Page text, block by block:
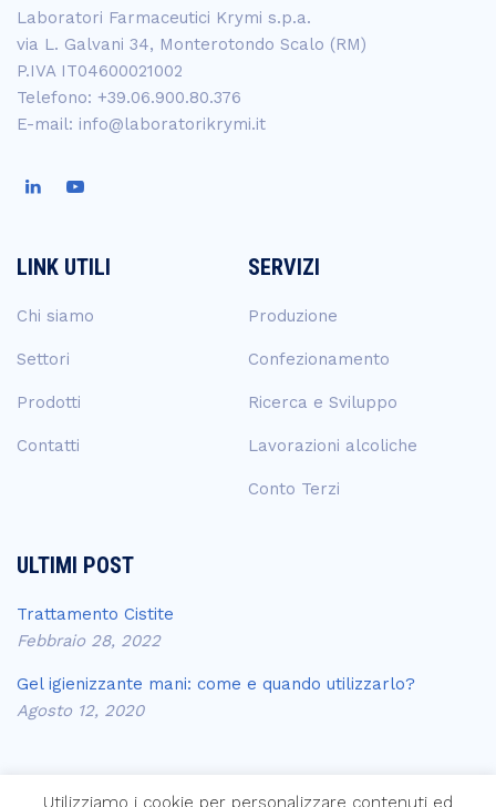
Laboratori Farmaceutici Krymi s.p.a.
via L. Galvani 34, Monterotondo Scalo (RM)
P.IVA IT04600021002
Telefono: +39.06.900.80.376
E-mail: info@laboratorikrymi.it
LINK UTILI
Chi siamo
Settori
Prodotti
Contatti
SERVIZI
Produzione
Confezionamento
Ricerca e Sviluppo
Lavorazioni alcoliche
Conto Terzi
ULTIMI POST
Trattamento Cistite
Febbraio 28, 2022
Gel igienizzante mani: come e quando utilizzarlo?
Agosto 12, 2020
Utilizziamo i cookie per personalizzare contenuti ed